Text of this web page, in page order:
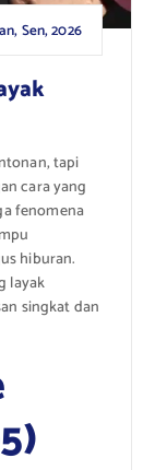
Sen, 2026
tapi
cara yang
fenomena
hiburan.
layak
singkat dan